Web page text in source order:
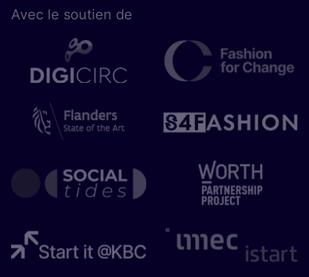
Avec le sou­tien de